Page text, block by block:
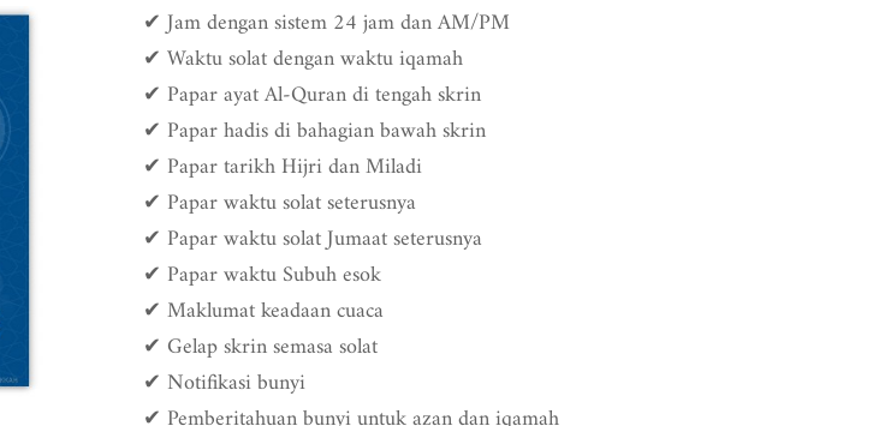
✔ Jam dengan sistem 24 jam dan AM/PM
✔ Waktu solat dengan waktu iqamah
✔ Papar ayat Al-Quran di tengah skrin
✔ Papar hadis di bahagian bawah skrin
✔ Papar tarikh Hijri dan Miladi
✔ Papar waktu solat seterusnya
✔ Papar waktu solat Jumaat seterusnya
✔ Papar waktu Subuh esok
✔ Maklumat keadaan cuaca
✔ Gelap skrin semasa solat
✔ Notifikasi bunyi